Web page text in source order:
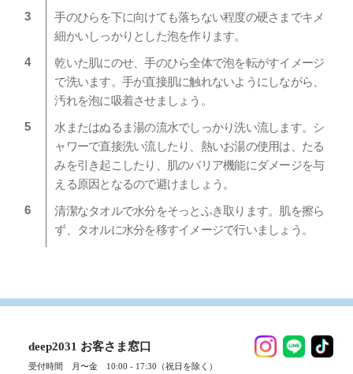
手のひらを下に向けても落ちない程度の硬さまでキメ
細かいしっかりとした泡を作ります。
乾いた肌にのせ、手のひら全体で泡を転がすイメージ
で洗います。手が直接肌に触れないようにしながら、
汚れを泡に吸着させましょう。
水またはぬるま湯の流水でしっかり洗い流します。シ
ャワーで直接洗い流したり、熱いお湯の使用は、たる
みを引き起こしたり、肌のバリア機能にダメージを与
える原因となるので避けましょう。
清潔なタオルで水分をそっとふき取ります。肌を擦ら
ず、タオルに水分を移すイメージで行いましょう。
deep2031 お客さま窓口
受付時間 月〜金 10:00 - 17:30（祝日を除く）